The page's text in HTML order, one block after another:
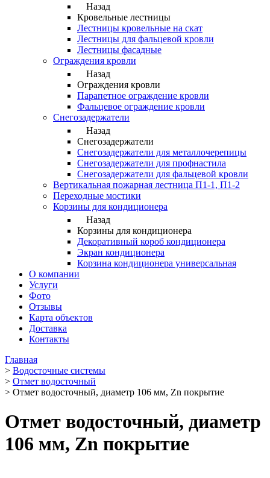
Назад
Кровельные лестницы
Лестницы кровельные на скат
Лестницы для фальцевой кровли
Лестницы фасадные
Ограждения кровли
Назад
Ограждения кровли
Парапетное ограждение кровли
Фальцевое ограждение кровли
Снегозадержатели
Назад
Снегозадержатели
Снегозадержатели для металлочерепицы
Снегозадержатели для профнастила
Снегозадержатели для фальцевой кровли
Вертикальная пожарная лестница П1-1, П1-2
Переходные мостики
Корзины для кондиционера
Назад
Корзины для кондиционера
Декоративный короб кондиционера
Экран кондиционера
Корзина кондиционера универсальная
О компании
Услуги
Фото
Отзывы
Карта объектов
Доставка
Контакты
Главная
> Водосточные системы
> Отмет водосточный
> Отмет водосточный, диаметр 106 мм, Zn покрытие
Отмет водосточный, диаметр
106 мм, Zn покрытие